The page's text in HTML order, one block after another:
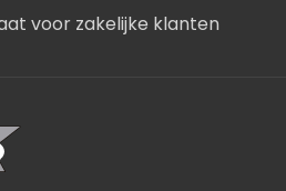
voor zakelijke klanten